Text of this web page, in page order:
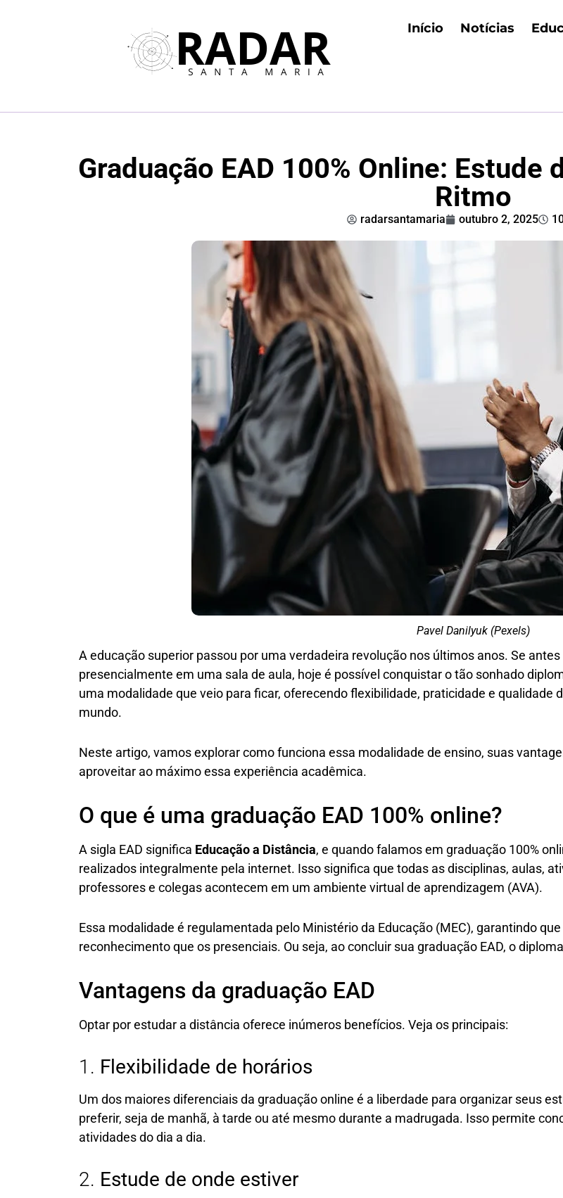
Início Notícias
Graduação EAD 100% Online: Estude
Ritmo
radarsantamaria outubro 2, 2025
Pavel Danilyuk (Pexels)
A educação superior passou por uma verdadeira revolução nos últimos anos. Se
presencialmente em uma sala de aula, hoje é possível conquistar o tão sonhado
uma modalidade que veio para ficar, oferecendo flexibilidade, praticidade e qualidade
mundo.
Neste artigo, vamos explorar como funciona essa modalidade de ensino, suas
aproveitar ao máximo essa experiência acadêmica.
O que é uma graduação EAD 100% online?
A sigla EAD significa Educação a Distância, e quando falamos em graduação 100%
realizados integralmente pela internet. Isso significa que todas as disciplinas, aulas,
professores e colegas acontecem em um ambiente virtual de aprendizagem (AVA).
Essa modalidade é regulamentada pelo Ministério da Educação (MEC), garantindo
reconhecimento que os presenciais. Ou seja, ao concluir sua graduação EAD, o
Vantagens da graduação EAD
Optar por estudar a distância oferece inúmeros benefícios. Veja os principais:
1. Flexibilidade de horários
Um dos maiores diferenciais da graduação online é a liberdade para organizar seus
preferir, seja de manhã, à tarde ou até mesmo durante a madrugada. Isso permite
atividades do dia a dia.
2. Estude de onde estiver